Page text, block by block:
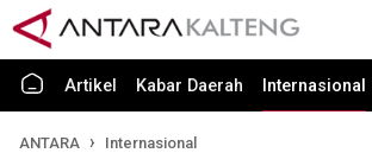
Artikel Kabar Daerah Internasional
ANTARA Internasional